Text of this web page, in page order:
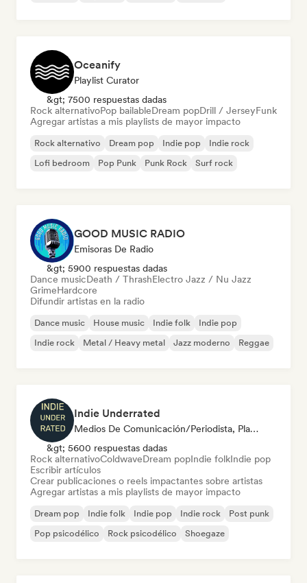
Oceanify
Playlist Curator
&gt; 7500 respuestas dadas
Rock alternativoPop bailableDream popDrill / JerseyFunk
Agregar artistas a mis playlists de mayor impacto
Rock alternativo Dream pop Indie pop
Indie rock
Lofi bedroom
Pop Punk Punk Rock Surf rock
GOOD MUSIC RADIO
Emisoras De Radio
&gt; 5900 respuestas dadas
Dance musicDeath / ThrashElectro Jazz / Nu Jazz
GrimeHardcore
Difundir artistas en la radio
Dance music House music Indie folk
Indie pop
Indie rock
Metal / Heavy metal Jazz moderno Reggae
Indie Underrated
Medios De Comunicación/Periodista, Playlist Curator, Social Media Influencer
&gt; 5600 respuestas dadas
Rock alternativoColdwaveDream popIndie folkIndie pop
Escribir artículos
Crear publicaciones o reels impactantes sobre artistas
Agregar artistas a mis playlists de mayor impacto
Dream pop Indie folk Indie pop Indie rock
Post punk
Pop psicodélico
Rock psicodélico Shoegaze